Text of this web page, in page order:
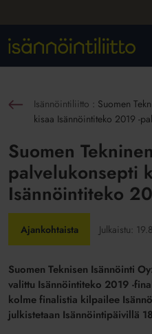
Isännöintiliitto : Suomen
kisaa Isännöintiteko 2019 -
Suomen
palvelukonsepti
Isännöintiteko
Ajankohtaista Julkaistu:
Suomen Teknisen Isännöinti
valittu Isännöintiteko 2019 -
kolme finalistia kilpailee
julkistetaan Isännöintipäivillä